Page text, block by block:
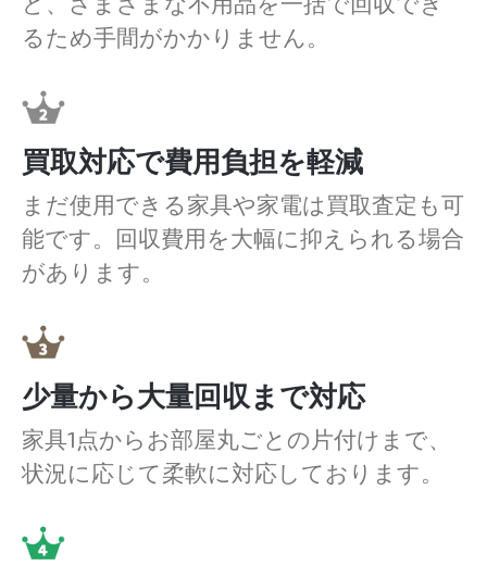
るため手間がかかりません。
買取対応で費用負担を軽減
まだ使用できる家具や家電は買取査定も可
能です。回収費用を大幅に抑えられる場合
があります。
少量から大量回収まで対応
家具1点からお部屋丸ごとの片付けまで、
状況に応じて柔軟に対応しております。